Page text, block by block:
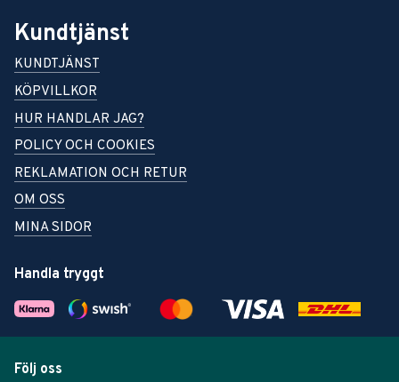
Kundtjänst
KUNDTJÄNST
KÖPVILLKOR
HUR HANDLAR JAG?
POLICY OCH COOKIES
REKLAMATION OCH RETUR
OM OSS
MINA SIDOR
Handla tryggt
Följ oss